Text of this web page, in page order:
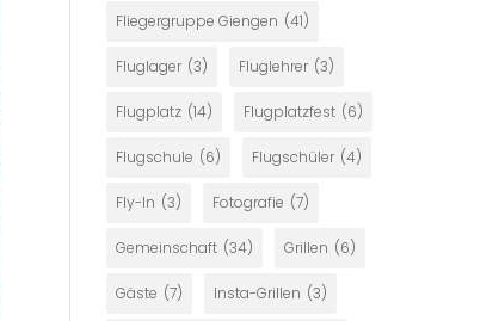
Fliegergruppe Giengen (41)
Fluglager (3) Fluglehrer (3)
Flugplatz (14) Flugplatzfest (6)
Flugschule (6) Flugschüler (4)
Fly-In (3) Fotografie (7)
Gemeinschaft (34) Grillen (6)
Gäste (7) Insta-Grillen (3)